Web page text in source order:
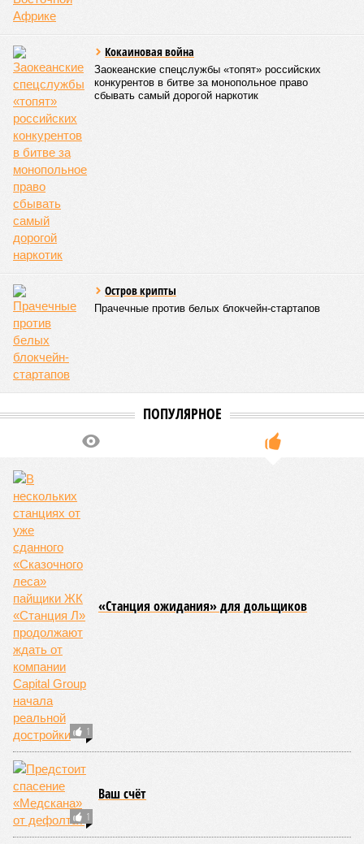
когда-либо происходивших на планете. Число
пострадавших в тот год достигло 53 млн человек, число
погибших, по некоторым оценкам, составило 4 миллиона.
Впрочем, для Китая подобное не в новинку. Так, в сентябре
1887 года вода прорвала многочисленные дамбы на реке
Хуанхэ и быстро залила почти весь Северный Китай, так
как местность там довольно низменная, и потоп просто не
встречал препятствий на своём пути, уничтожая деревни и
целые города. Водой залило 130 тыс. квадратных
километров (а это больше территорий Оренбургской или
Кировской областей), 2 млн человек остались без крова,
ещё столько же погибли в результате спровоцированной
катастрофой пандемии.
Третье место по кровожадности в рейтинге стихийных
бедствий занимает смертоносный циклон Бхола 1970 года,
историю наблюдений. Он поразил территории современной
Бангладеш, тогда называвшейся Восточным Пакистаном, и
индийского штата Западная Бенгалия. Шторма унесли
жизни полумиллиона человек.
Кажется, стремящаяся сохранить свою чистоту природа
что-то знала о том, какие именно страны станут со
временем самыми «грязными» в плане производств, и
объяснить то, что в топ-10 природных катастроф почти все
Пакистане, Бангладеш и Турции? Что характерно, Россию и
Европу подобные катастрофы никогда не затрагивали,
здесь беды были другими, включая массовый голод и
масштабные эпидемии вроде бубонной чумы (200 млн
погибших) или «испанки» (по разным оценкам, от 17,4 до
100 млн погибших во всём мире).
Когда земля – дыбом
Но это дела давно минувших дней. А что нам ждать в
дальнейшем? Авторы энциклопедии A-Z Animals,
основываясь на современных научных исследованиях и
глобальных тенденциях, составили свой список
потенциально самых смертоносных стихийных бедствий,
угрожающих человечеству непосредственно сейчас, в XXI
веке.
«Золото» получили землетрясения. К наиболее
сейсмоопасным регионам относится Тихоокеанское
вулканическое огненное кольцо, включающее Индонезию,
Японию и западное побережье Северной и Южной Америки.
Турция, Иран, Индия и Непал также расположены на очень
активных линиях разломов тектонических плит. Не